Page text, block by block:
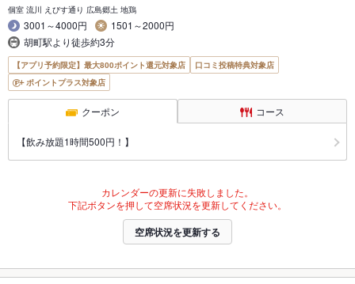
個室 流川 えびす通り 広島郷土 地鶏
3001～4000円
1501～2000円
胡町駅より徒歩約3分
【アプリ予約限定】最大800ポイント還元対象店
口コミ投稿特典対象店
ポイントプラス対象店
クーポン コース
【飲み放題1時間500円！】
カレンダーの更新に失敗しました。
下記ボタンを押して空席状況を更新してください。
空席状況を更新する